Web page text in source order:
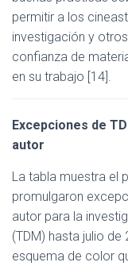
permitir a los
investigación y
confianza de
en su trabajo [14].
Excepciones de
autor
La tabla muestra el
promulgaron
autor para la
(TDM) hasta julio
esquema de color